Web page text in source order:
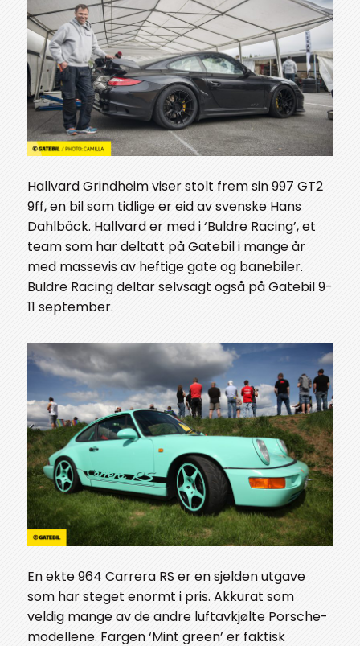
Hallvard Grindheim viser stolt frem sin 997 GT2
9ff, en bil som tidlige er eid av svenske Hans
Dahlbäck. Hallvard er med i ‘Buldre Racing’, et
team som har deltatt på Gatebil i mange år
med massevis av heftige gate og banebiler.
Buldre Racing deltar selvsagt også på Gatebil 9-
11 september.
En ekte 964 Carrera RS er en sjelden utgave
som har steget enormt i pris. Akkurat som
veldig mange av de andre luftavkjølte Porsche-
modellene. Fargen ‘Mint green’ er faktisk